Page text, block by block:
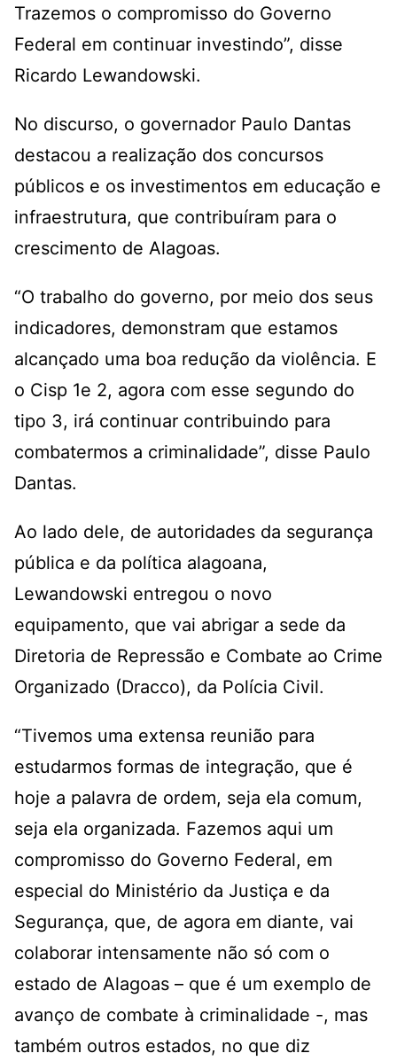
Trazemos o compromisso do Governo
Federal em continuar investindo”, disse
Ricardo Lewandowski.
No discurso, o governador Paulo Dantas
destacou a realização dos concursos
públicos e os investimentos em educação e
infraestrutura, que contribuíram para o
crescimento de Alagoas.
“O trabalho do governo, por meio dos seus
indicadores, demonstram que estamos
alcançado uma boa redução da violência. E
o Cisp 1e 2, agora com esse segundo do
tipo 3, irá continuar contribuindo para
combatermos a criminalidade”, disse Paulo
Dantas.
Ao lado dele, de autoridades da segurança
pública e da política alagoana,
Lewandowski entregou o novo
equipamento, que vai abrigar a sede da
Diretoria de Repressão e Combate ao Crime
Organizado (Dracco), da Polícia Civil.
“Tivemos uma extensa reunião para
estudarmos formas de integração, que é
hoje a palavra de ordem, seja ela comum,
seja ela organizada. Fazemos aqui um
compromisso do Governo Federal, em
especial do Ministério da Justiça e da
Segurança, que, de agora em diante, vai
colaborar intensamente não só com o
estado de Alagoas – que é um exemplo de
avanço de combate à criminalidade -, mas
também outros estados, no que diz